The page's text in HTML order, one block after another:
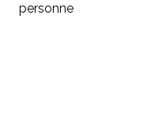
personne